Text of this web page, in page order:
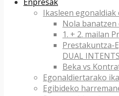
Ikasleen egonaldiak
Nola banatzen
1. + 2. mailan
Prestakuntza-
DUAL
Beka vs
Egonaldiertarako
Egibideko